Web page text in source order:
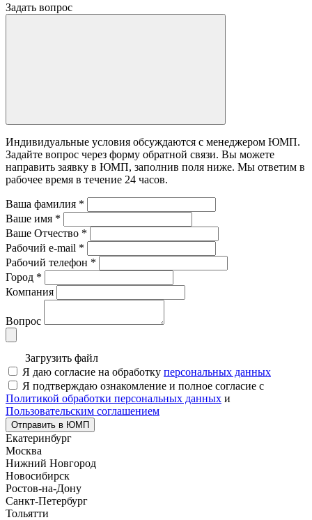
Задать вопрос
Индивидуальные условия обсуждаются с менеджером ЮМП.
Задайте вопрос через форму обратной связи. Вы можете
направить заявку в ЮМП, заполнив поля ниже. Mы ответим в
рабочее время в течение 24 часов.
Ваша фамилия *
Ваше имя *
Ваше Отчество *
Рабочий e-mail *
Рабочий телефон *
Город *
Компания
Вопрос
Загрузить файл
Я даю согласие на обработку персональных данных
Я подтверждаю ознакомление и полное согласие с
Политикой обработки персональных данных и
Пользовательским соглашением
Отправить в ЮМП
Екатеринбург
Москва
Нижний Новгород
Новосибирск
Ростов-на-Дону
Санкт-Петербург
Тольятти